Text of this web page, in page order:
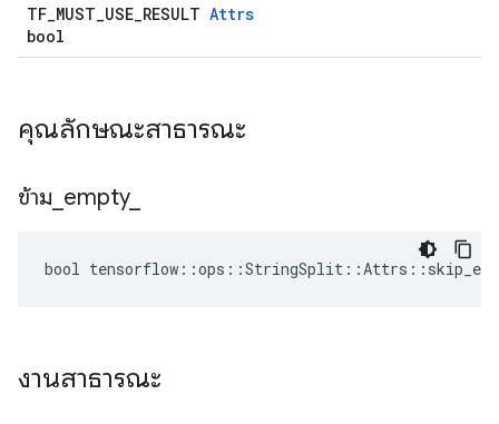
TF_MUST_USE_RESULT Attrs
bool
คุณลักษณะสาธารณะ
ข้าม empty_
bool
งานสาธารณะ